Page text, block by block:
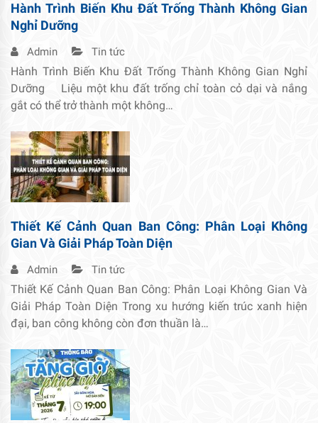
Hành Trình Biến Khu Đất Trống Thành Không Gian
Nghỉ Dưỡng
Admin Tin tức
Hành Trình Biến Khu Đất Trống Thành Không Gian Nghỉ
Dưỡng Liệu một khu đất trống chỉ toàn cỏ dại và nắng
gắt có thể trở thành một không…
Thiết Kế Cảnh Quan Ban Công: Phân Loại Không
Gian Và Giải Pháp Toàn Diện
Admin Tin tức
Thiết Kế Cảnh Quan Ban Công: Phân Loại Không Gian Và
Giải Pháp Toàn Diện Trong xu hướng kiến trúc xanh hiện
đại, ban công không còn đơn thuần là…